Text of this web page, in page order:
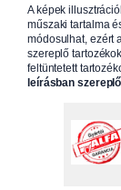
A képek
műszaki tartalma
módosulhat, ezért
szereplő
feltüntetett
leírásban